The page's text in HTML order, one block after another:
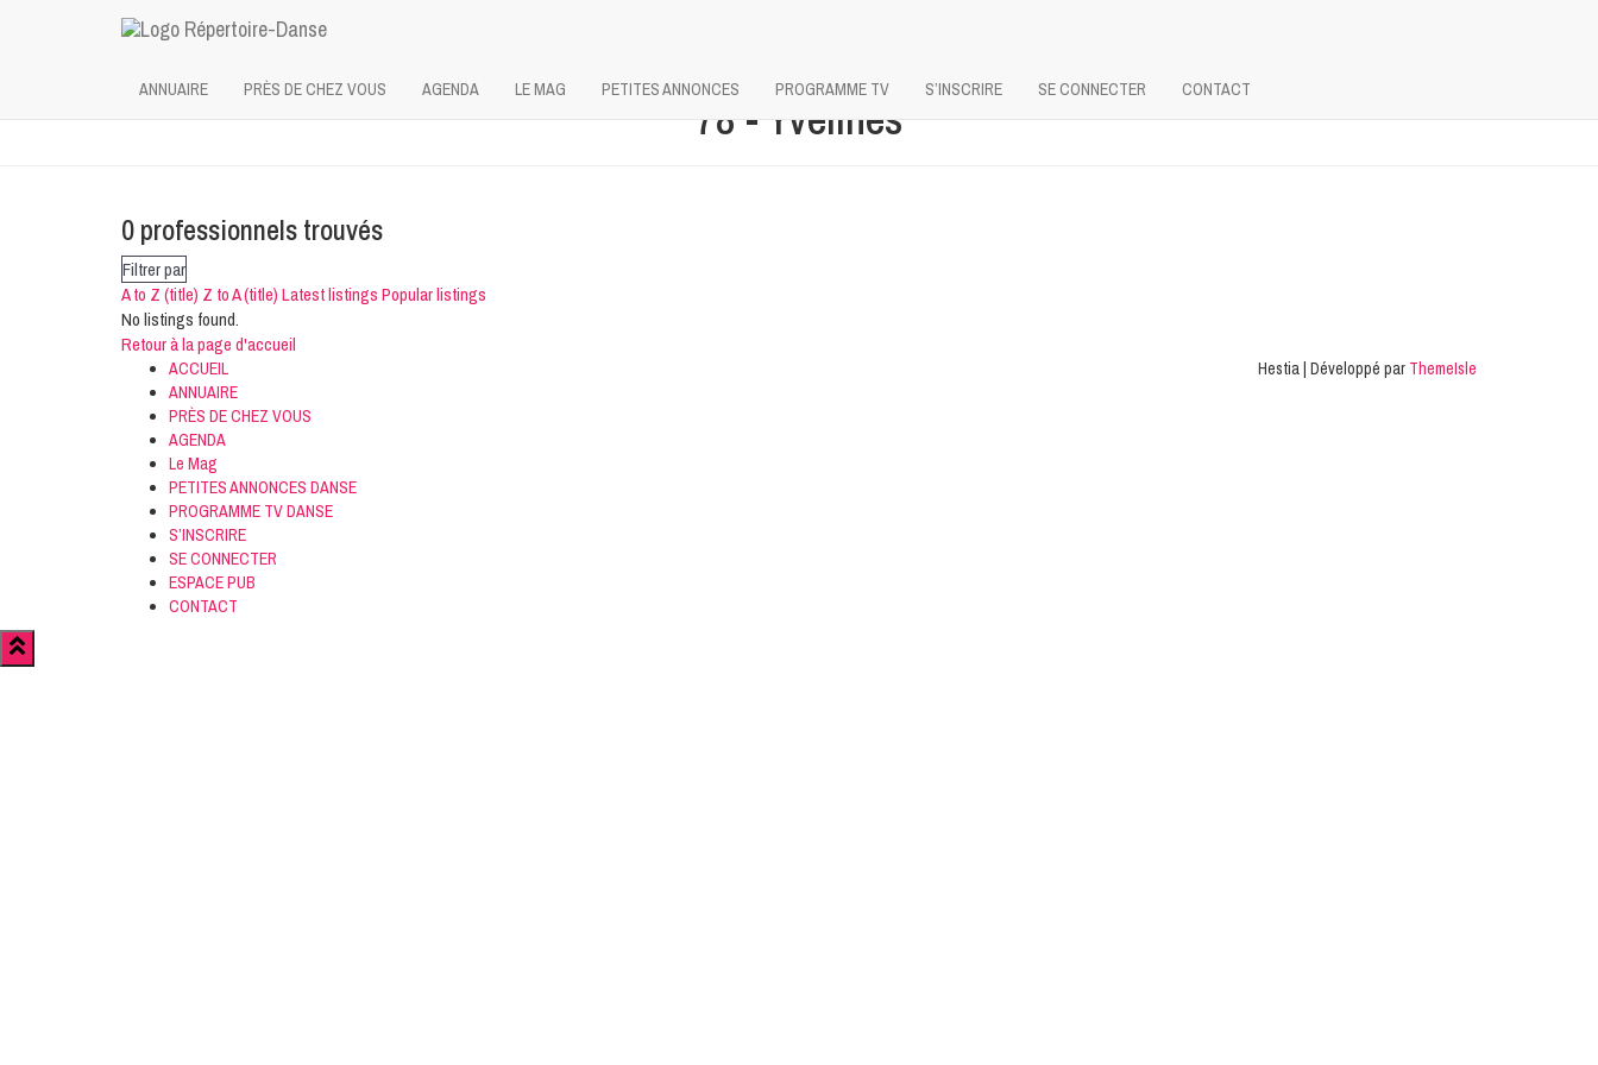
ANNUAIRE PRÈS DE CHEZ VOUS AGENDA LE MAG PETITES ANNONCES PROGRAMME TV S’INSCRIRE SE CONNECTER CONTACT
78 - Yvelines
0professionnels trouvés
Filtrer par
A to Z (title) Z to A (title)Latest listingsPopular listings
No listings found.
Retour à la page d'accueil
ACCUEIL
ANNUAIRE
PRÈS DE CHEZ VOUS
AGENDA
Le Mag
PETITES ANNONCES DANSE
PROGRAMME TV DANSE
S’INSCRIRE
SE CONNECTER
ESPACE PUB
CONTACT
Hestia | Développé par ThemeIsle